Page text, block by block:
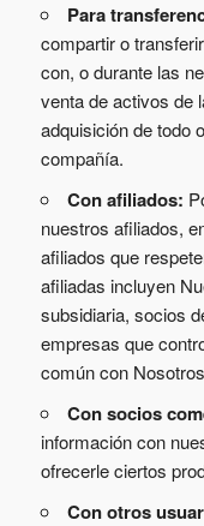
Para
compartir o
con, o durante las
venta de activos de
adquisición de todo
compañía.
Con afiliados:
nuestros afiliados,
afiliados que
afiliadas incluyen
subsidiaria, socios
empresas que
común con
Con socios
información con
ofrecerle ciertos
Con otros